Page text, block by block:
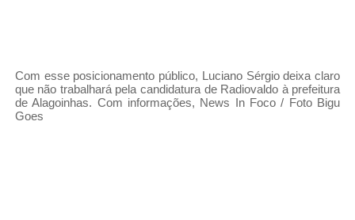
Com esse posicionamento público, Luciano Sérgio deixa claro
que não trabalhará pela candidatura de Radiovaldo à prefeitura
de Alagoinhas. Com informações, News In Foco / Foto Bigu
Goes